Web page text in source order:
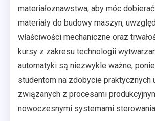
materiałoznawstwa, aby móc
materiały do budowy maszyn,
właściwości mechaniczne oraz
kursy z zakresu technologii
automatyki są niezwykle ważne,
studentom na zdobycie praktycznych
związanych z procesami
nowoczesnymi systemami